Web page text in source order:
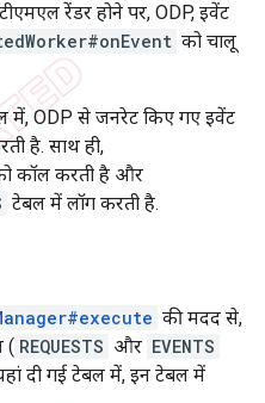
रेंडर होने पर, ODP, इवेंट
को चालू
में, ODP से जनरेट किए गए इवेंट
है. साथ ही,
कॉल करती है और
टेबल में लॉग करती है.
की मदद से,
( REQUESTS और EVENTS
दी गई टेबल में, इन टेबल में